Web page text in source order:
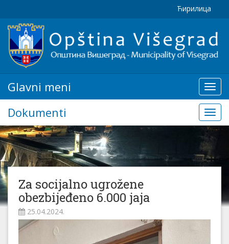
Ћирилица
Glavni
meni
Glavni meni
Dokumenti
Za socijalno ugrožene
obezbijeđeno 6.000 jaja
25.04.2024.